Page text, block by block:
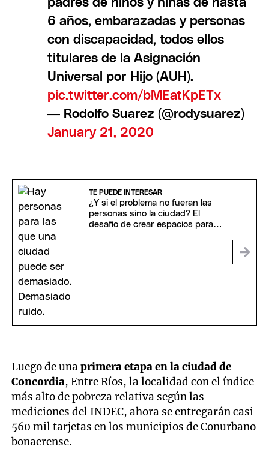
padres de niños y niñas de hasta
6 años, embarazadas y personas
con discapacidad, todos ellos
titulares de la Asignación
Universal por Hijo (AUH).
pic.twitter.com/bMEatKpETx
— Rodolfo Suarez (@rodysuarez)
January 21, 2020
TE PUEDE INTERESAR
¿Y si el problema no fueran las
personas sino la ciudad? El
desafío de crear espacios para
Luego de unaprimera etapa en la ciudad de
Concordia, Entre Ríos, la localidad con el índice
más alto de pobreza relativa según las
mediciones del INDEC, ahora se entregarán casi
560 mil tarjetas en los municipios de Conurbano
bonaerense.